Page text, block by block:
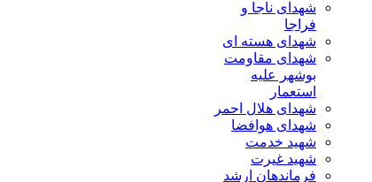
شهدای ناجا و
فراجا
شهدای هسته ای
شهدای مقاومت
بوشهر علیه
استعمار
شهدای هلال احمر
شهدای هوافضا
شهید خدمت
شهید غیرت
فرماندهان ارشد